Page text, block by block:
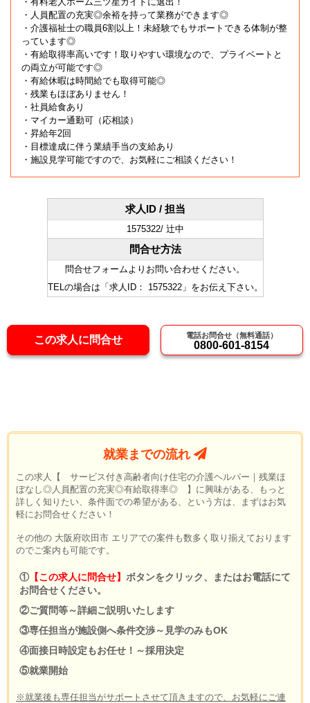
・人員配置の充実◎余裕を持って業務ができます◎
・介護福祉士の職員6割以上！未経験でもサポートできる体制が整
っています◎
・有給取得率高いです！取りやすい環境なので、プライベートと
の両立が可能です◎
・有給休暇は時間給でも取得可能◎
・残業もほぼありません！
・社員給食あり
・マイカー通勤可（応相談）
・昇給年2回
・目標達成に伴う業績手当の支給あり
・施設見学可能ですので、お気軽にご相談ください！
求人ID / 担当
1575322/ 辻中
問合せ方法
問合せフォームよりお問い合わせください。
TELの場合は「求人ID： 1575322」をお伝え下さい。
この求人に問合せ 電話お問合せ（無料通話）
0800-601-8154
就業までの流れ
この求人【 サービス付き高齢者向け住宅の介護ヘルパー｜残業ほ
ぼなし◎人員配置の充実◎有給取得率◎ 】に興味がある、もっと
詳しく知りたい、条件面での希望がある、という方は、まずはお気
軽にお問合せください！
その他の 大阪府吹田市 エリアでの案件も数多く取り揃えております
のでご案内も可能です。
① 【この求人に問合せ】 ボタンをクリック、またはお電話にて
お問合せください。
②ご質問等～詳細ご説明いたします
③専任担当が施設側へ条件交渉～見学のみもOK
④面接日時設定もお任せ！～採用決定
⑤就業開始
※就業後も専任担当がサポートさせて頂きますので、お気軽にご連